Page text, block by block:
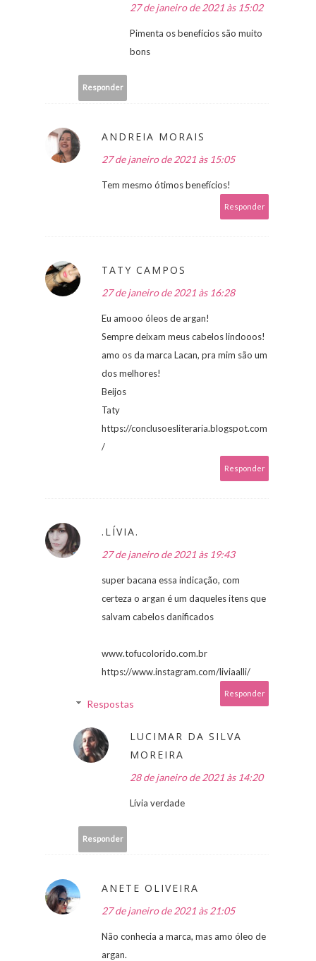
27 de janeiro de 2021 às 15:02
Pimenta os benefícios são muito
bons
Responder
ANDREIA MORAIS
27 de janeiro de 2021 às 15:05
Tem mesmo ótimos benefícios!
Responder
TATY CAMPOS
27 de janeiro de 2021 às 16:28
Eu amooo óleos de argan!
Sempre deixam meus cabelos lindooos!
amo os da marca Lacan, pra mim são um
dos melhores!
Beijos
Taty
https://conclusoesliteraria.blogspot.com
/
Responder
.LÍVIA.
27 de janeiro de 2021 às 19:43
super bacana essa indicação, com
certeza o argan é um daqueles itens que
salvam cabelos danificados
www.tofucolorido.com.br
https://www.instagram.com/liviaalli/
Responder
Respostas
LUCIMAR DA SILVA
MOREIRA
28 de janeiro de 2021 às 14:20
Lívia verdade
Responder
ANETE OLIVEIRA
27 de janeiro de 2021 às 21:05
Não conhecia a marca, mas amo óleo de
argan.